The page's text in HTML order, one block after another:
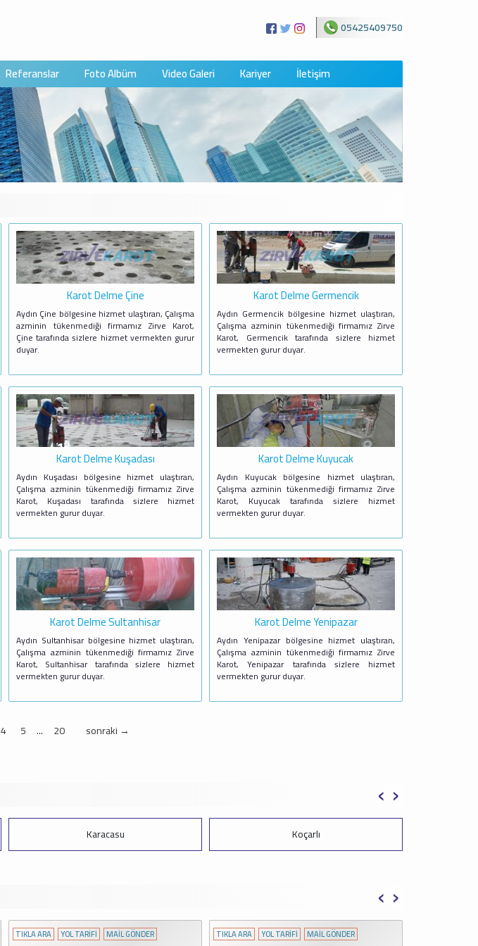
05425409750
Referanslar Foto Albüm Video Galeri Kariyer İletişim
Karot Delme Çine
Aydın Çine bölgesine hizmet ulaştıran, Çalışma
azminin tükenmediği firmamız Zirve Karot,
Çine tarafında sizlere hizmet vermekten gurur
duyar.
Karot Delme Germencik
Aydın Germencik bölgesine hizmet ulaştıran,
Çalışma azminin tükenmediği firmamız Zirve
Karot, Germencik tarafında sizlere hizmet
vermekten gurur duyar.
Karot Delme Kuşadası
Aydın Kuşadası bölgesine hizmet ulaştıran,
Çalışma azminin tükenmediği firmamız Zirve
Karot, Kuşadası tarafında sizlere hizmet
vermekten gurur duyar.
Karot Delme Kuyucak
Aydın Kuyucak bölgesine hizmet ulaştıran,
Çalışma azminin tükenmediği firmamız Zirve
Karot, Kuyucak tarafında sizlere hizmet
vermekten gurur duyar.
Karot Delme Sultanhisar
Aydın Sultanhisar bölgesine hizmet ulaştıran,
Çalışma azminin tükenmediği firmamız Zirve
Karot, Sultanhisar tarafında sizlere hizmet
vermekten gurur duyar.
Karot Delme Yenipazar
Aydın Yenipazar bölgesine hizmet ulaştıran,
Çalışma azminin tükenmediği firmamız Zirve
Karot, Yenipazar tarafında sizlere hizmet
vermekten gurur duyar.
4 5 ... 20 sonraki →
Karacasu Koçarlı
‹ ›
TIKLA ARA YOL TARİFİ MAİL GÖNDER TIKLA ARA YOL TARİFİ MAİL GÖNDER
‹ ›